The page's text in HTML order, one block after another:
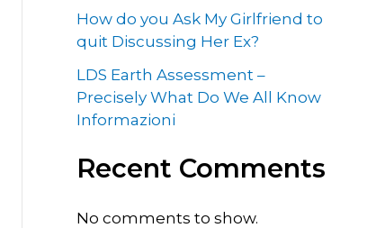
How do you Ask My Girlfriend to
quit Discussing Her Ex?
LDS Earth Assessment –
Precisely What Do We All Know
Informazioni
Recent Comments
No comments to show.